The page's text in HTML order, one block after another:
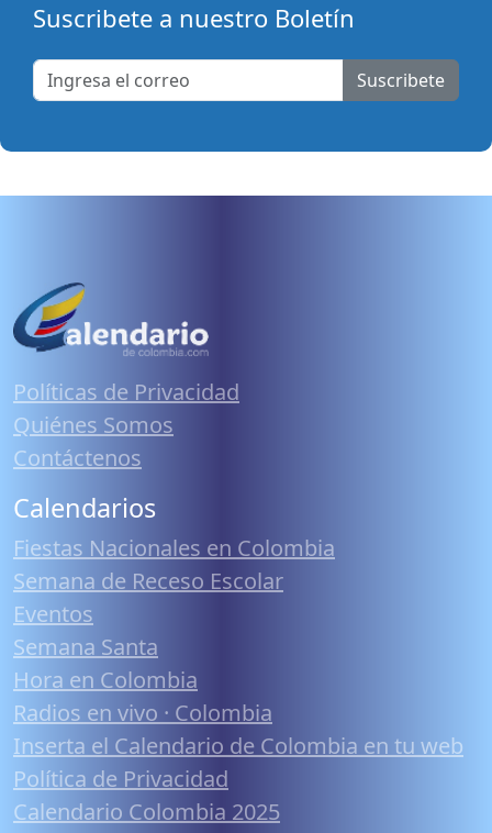
Suscribete a nuestro Boletín
Suscribete
Políticas de Privacidad
Quiénes Somos
Contáctenos
Calendarios
Fiestas Nacionales en Colombia
Semana de Receso Escolar
Eventos
Semana Santa
Hora en Colombia
Radios en vivo · Colombia
Inserta el Calendario de Colombia en tu web
Política de Privacidad
Calendario Colombia 2025